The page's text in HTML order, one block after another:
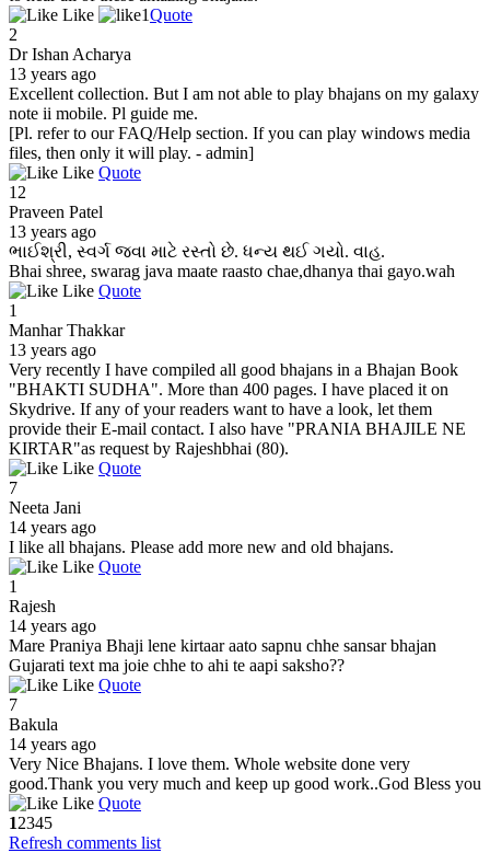
Like
1Quote
2
Dr Ishan Acharya
13 years ago
Excellent collection. But I am not able to play bhajans on my galaxy
note ii mobile. Pl guide me.
[Pl. refer to our FAQ/Help section. If you can play windows media
files, then only it will play. - admin]
Like Quote
12
Praveen Patel
13 years ago
ભાઈશ્રી, સ્વર્ગ જવા માટે રસ્તો છે. ધન્ય થઈ ગયો. વાહ.
Bhai shree, swarag java maate raasto chae,dhanya thai gayo.wah
Like Quote
1
Manhar Thakkar
13 years ago
Very recently I have compiled all good bhajans in a Bhajan Book
"BHAKTI SUDHA". More than 400 pages. I have placed it on
Skydrive. If any of your readers want to have a look, let them
provide their E-mail contact. I also have "PRANIA BHAJILE NE
KIRTAR"as request by Rajeshbhai (80).
Like Quote
7
Neeta Jani
14 years ago
I like all bhajans. Please add more new and old bhajans.
Like Quote
1
Rajesh
14 years ago
Mare Praniya Bhaji lene kirtaar aato sapnu chhe sansar bhajan
Gujarati text ma joie chhe to ahi te aapi saksho??
Like Quote
7
Bakula
14 years ago
Very Nice Bhajans. I love them. Whole website done very
good.Thank you very much and keep up good work..God Bless you
Like Quote
12345
Refresh comments list